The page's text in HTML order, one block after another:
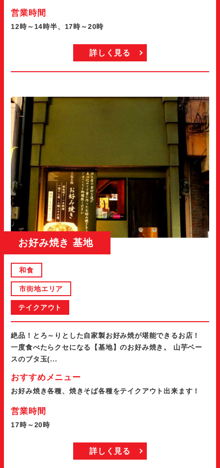
営業時間
12時～14時半、17時～20時
詳しく見る
お好み焼き 基地
和食
市街地エリア
テイクアウト
絶品！とろ～りとした自家製お好み焼が堪能できるお店！
一度食べたらクセになる【基地】のお好み焼き。 山芋ベー
スのブタ玉(...
おすすめメニュー
お好み焼き各種、焼きそば各種をテイクアウト出来ます！
営業時間
17時～20時
詳しく見る